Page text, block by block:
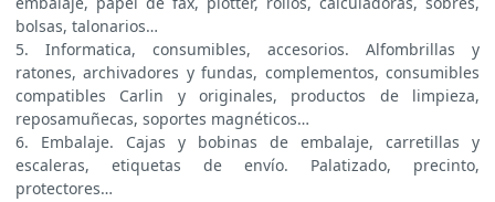
bolsas, talonarios…
5. Informatica, consumibles, accesorios. Alfombrillas y
ratones, archivadores y fundas, complementos, consumibles
compatibles Carlin y originales, productos de limpieza,
reposamuñecas, soportes magnéticos…
6. Embalaje. Cajas y bobinas de embalaje, carretillas y
escaleras, etiquetas de envío. Palatizado, precinto,
protectores…